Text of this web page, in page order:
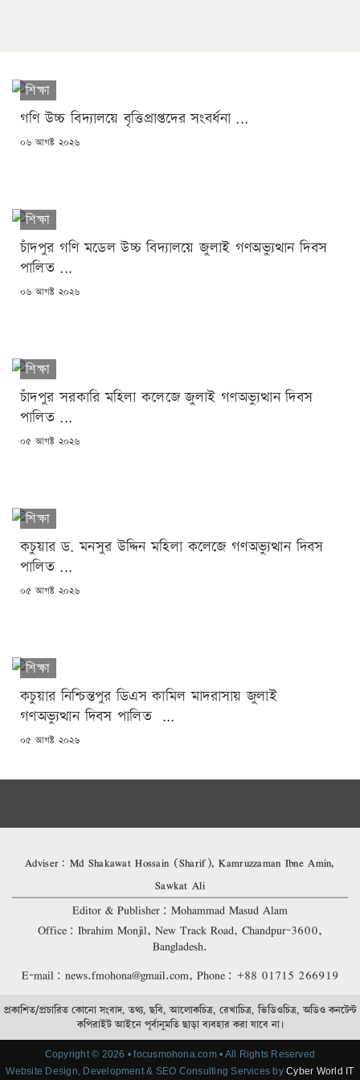
শিক্ষা
গণি উচ্চ বিদ্যালয়ে বৃত্তিপ্রাপ্তদের সংবর্ধনা ...
POSTED
০৬ আগষ্ট ২০২৬
শিক্ষা
চাঁদপুর গণি মডেল উচ্চ বিদ্যালয়ে জুলাই গণঅভ্যুত্থান দিবস
পালিত ...
POSTED
০৬ আগষ্ট ২০২৬
শিক্ষা
চাঁদপুর সরকারি মহিলা কলেজে জুলাই গণঅভ্যুত্থান দিবস
পালিত ...
POSTED
০৫ আগষ্ট ২০২৬
শিক্ষা
কচুয়ার ড. মনসুর উদ্দিন মহিলা কলেজে গণঅভ্যুত্থান দিবস
পালিত ...
POSTED
০৫ আগষ্ট ২০২৬
শিক্ষা
কচুয়ার নিশ্চিন্তপুর ডিএস কামিল মাদরাসায় জুলাই
গণঅভ্যুত্থান দিবস পালিত ...
POSTED
০৫ আগষ্ট ২০২৬
Adviser: Md Shakawat Hossain (Sharif), Kamruzzaman Ibne Amin,
Sawkat Ali
Editor & Publisher: Mohammad Masud Alam
Office: Ibrahim Monjil, New Track Road, Chandpur-3600,
Bangladesh.
E-mail: news.fmohona@gmail.com, Phone: +88 01715 266919
প্রকাশিত/প্রচারিত কোনো সংবাদ, তথ্য, ছবি, আলোকচিত্র, রেখাচিত্র, ভিডিওচিত্র, অডিও কনটেন্ট
কপিরাইট আইনে পূর্বানুমতি ছাড়া ব্যবহার করা যাবে না।
Copyright © 2026 • focusmohona.com • All Rights Reserved
Website Design, Development & SEO Consulting Services byCyber World IT